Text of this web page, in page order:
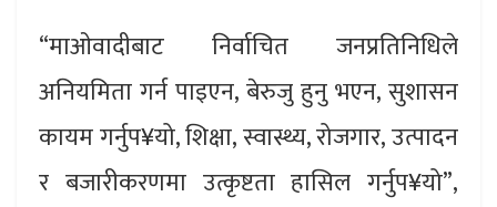
“माओवादीबाट निर्वाचित जनप्रतिनिधिले
अनियमिता गर्न पाइएन, बेरुजु हुनु भएन, सुशासन
कायम गर्नुप¥यो, शिक्षा, स्वास्थ्य, रोजगार, उत्पादन
र बजारीकरणमा उत्कृष्टता हासिल गर्नुप¥यो”,